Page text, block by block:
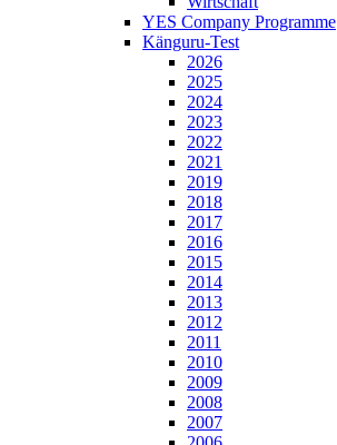
YES Company Programme
Känguru-Test
2026
2025
2024
2023
2022
2021
2019
2018
2017
2016
2015
2014
2013
2012
2011
2010
2009
2008
2007